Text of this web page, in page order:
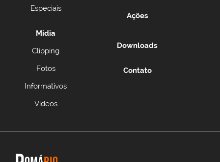
Especiais
Midia
Clipping
Fotos
Informativos
Vídeos
Ações
Downloads
Contato